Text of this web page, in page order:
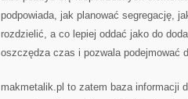
podpowiada, jak planować segregację,
rozdzielić, a co lepiej oddać jako do
oszczędza czas i pozwala podejmować
makmetalik.pl to zatem baza informacji